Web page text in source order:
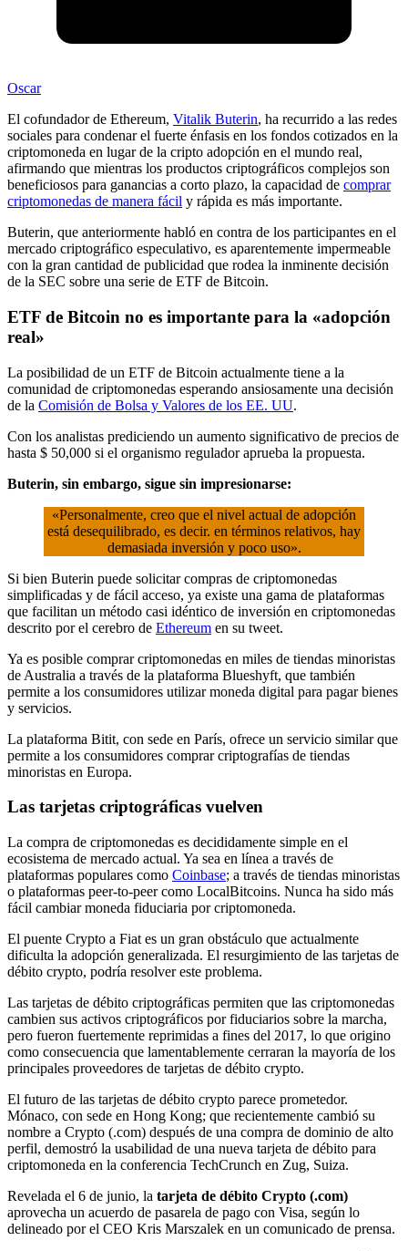
Oscar
El cofundador de Ethereum, Vitalik Buterin, ha recurrido a las redes
sociales para condenar el fuerte énfasis en los fondos cotizados en la
criptomoneda en lugar de la cripto adopción en el mundo real,
afirmando que mientras los productos criptográficos complejos son
beneficiosos para ganancias a corto plazo, la capacidad de comprar
criptomonedas de manera fácil y rápida es más importante.
Buterin, que anteriormente habló en contra de los participantes en el
mercado criptográfico especulativo, es aparentemente impermeable
con la gran cantidad de publicidad que rodea la inminente decisión
de la SEC sobre una serie de ETF de Bitcoin.
ETF de Bitcoin no es importante para la «adopción
real»
La posibilidad de un ETF de Bitcoin actualmente tiene a la
comunidad de criptomonedas esperando ansiosamente una decisión
de la Comisión de Bolsa y Valores de los EE. UU.
Con los analistas prediciendo un aumento significativo de precios de
hasta $ 50,000 si el organismo regulador aprueba la propuesta.
Buterin, sin embargo, sigue sin impresionarse:
«Personalmente, creo que el nivel actual de adopción
está desequilibrado, es decir. en términos relativos, hay
demasiada inversión y poco uso».
Si bien Buterin puede solicitar compras de criptomonedas
simplificadas y de fácil acceso, ya existe una gama de plataformas
que facilitan un método casi idéntico de inversión en criptomonedas
descrito por el cerebro de Ethereum en su tweet.
Ya es posible comprar criptomonedas en miles de tiendas minoristas
de Australia a través de la plataforma Blueshyft, que también
permite a los consumidores utilizar moneda digital para pagar bienes
y servicios.
La plataforma Bitit, con sede en París, ofrece un servicio similar que
permite a los consumidores comprar criptografías de tiendas
minoristas en Europa.
Las tarjetas criptográficas vuelven
La compra de criptomonedas es decididamente simple en el
ecosistema de mercado actual. Ya sea en línea a través de
plataformas populares como Coinbase; a través de tiendas minoristas
o plataformas peer-to-peer como LocalBitcoins. Nunca ha sido más
fácil cambiar moneda fiduciaria por criptomoneda.
El puente Crypto a Fiat es un gran obstáculo que actualmente
dificulta la adopción generalizada. El resurgimiento de las tarjetas de
débito crypto, podría resolver este problema.
Las tarjetas de débito criptográficas permiten que las criptomonedas
cambien sus activos criptográficos por fiduciarios sobre la marcha,
pero fueron fuertemente reprimidas a fines del 2017, lo que origino
como consecuencia que lamentablemente cerraran la mayoría de los
principales proveedores de tarjetas de débito crypto.
El futuro de las tarjetas de débito crypto parece prometedor.
Mónaco, con sede en Hong Kong; que recientemente cambió su
nombre a Crypto (.com) después de una compra de dominio de alto
perfil, demostró la usabilidad de una nueva tarjeta de débito para
criptomoneda en la conferencia TechCrunch en Zug, Suiza.
Revelada el 6 de junio, la tarjeta de débito Crypto (.com)
aprovecha un acuerdo de pasarela de pago con Visa, según lo
delineado por el CEO Kris Marszalek en un comunicado de prensa.